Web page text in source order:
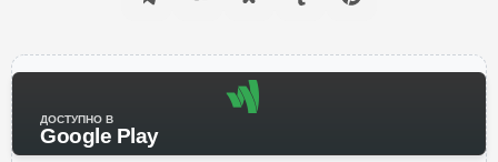
ДОСТУПНО В
Google Play